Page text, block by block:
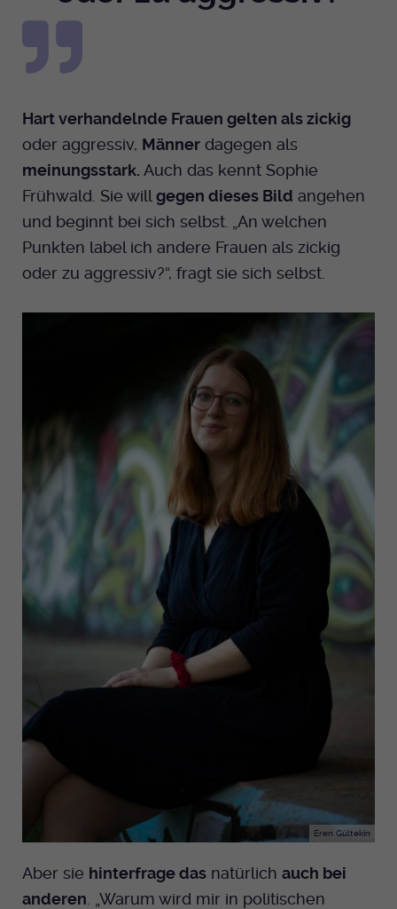
Hart verhandelnde Frauen gelten als zickig
oder aggressiv, Männer dagegen als
meinungsstark. Auch das kennt Sophie
Frühwald. Sie will gegen dieses Bild angehen
und beginnt bei sich selbst.
„An welchen
Punkten label ich andere Frauen als zickig
oder zu aggressiv?“, fragt sie sich selbst.
Eren Gültekin
Aber sie hinterfrage das natürlich auch bei
anderen . „Warum wird mir in politischen